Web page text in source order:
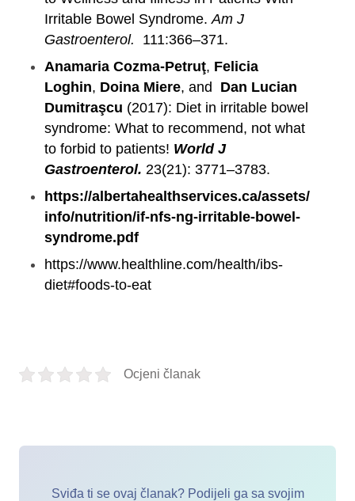
Irritable Bowel Syndrome. Am J
Gastroenterol.
111:366–371.
Anamaria Cozma-Petruţ, Felicia
Loghin, Doina Miere, and Dan Lucian
Dumitraşcu (2017): Diet in irritable bowel
syndrome: What to recommend, not what
to forbid to patients! World J
Gastroenterol. 23(21): 3771–3783.
https://albertahealthservices.ca/assets/
info/nutrition/if-nfs-ng-irritable-bowel-
syndrome.pdf
https://www.healthline.com/health/ibs-
diet#foods-to-eat
Ocjeni članak
Sviđa ti se ovaj članak? Podijeli ga sa svojim